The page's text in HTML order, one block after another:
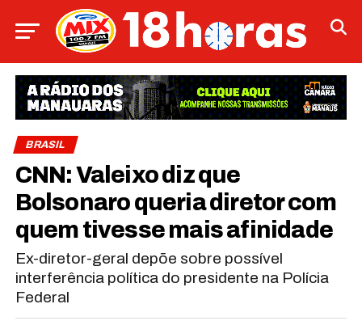
BRASIL
CNN: Valeixo diz que
Bolsonaro queria diretor com
quem tivesse mais afinidade
Ex-diretor-geral depõe sobre possível
interferência política do presidente na Polícia
Federal